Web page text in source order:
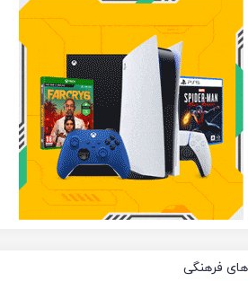
های فرهنگی